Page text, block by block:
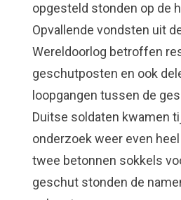
Waar ben je naar op zoek?
opgesteld stonden op de
Opvallende vondsten uit
Wereldoorlog betroffen
geschutposten en ook
loopgangen tussen de
Duitse soldaten kwamen
onderzoek weer even
twee betonnen sokkels
geschut stonden de